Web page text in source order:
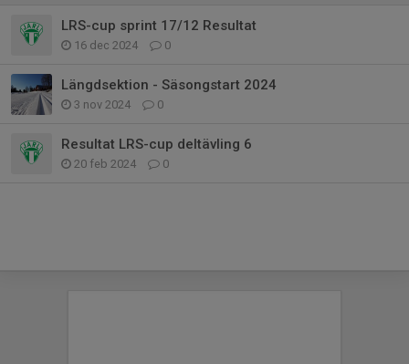
LRS-cup sprint 17/12 Resultat
16 dec 2024 0
Längdsektion - Säsongstart 2024
3 nov 2024 0
Resultat LRS-cup deltävling 6
20 feb 2024 0